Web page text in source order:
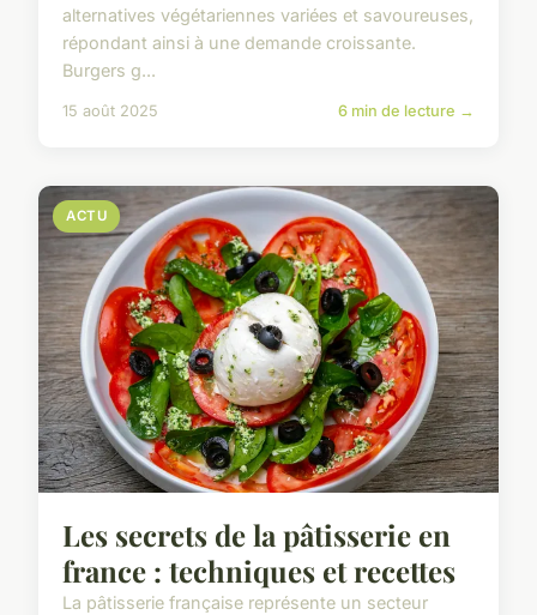
alternatives végétariennes variées et savoureuses,
répondant ainsi à une demande croissante.
Burgers g...
15 août 2025 6 min de lecture →
ACTU
Les secrets de la pâtisserie en
france : techniques et recettes
La pâtisserie française représente un secteur